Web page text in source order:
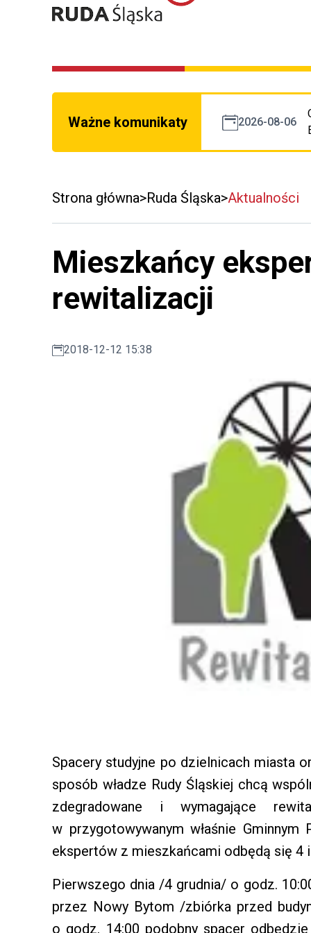
Ważne komunikaty 2026-08-06
Strona główna Ruda Śląska Aktualności
Mieszkańcy
rewitalizacji
2018-12-12 15:38
Spacery studyjne po dzielnicach miasta
sposób władze Rudy Śląskiej chcą
zdegradowane i wymagające
w przygotowywanym właśnie
ekspertów z mieszkańcami odbędą się 4
Pierwszego dnia /4 grudnia/ o godz.
przez Nowy Bytom /zbiórka przed
o godz. 14:00 podobny spacer